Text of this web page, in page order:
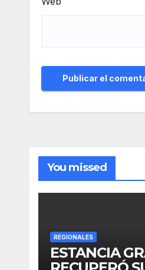
You missed
REGIONALES
ESTANCIA